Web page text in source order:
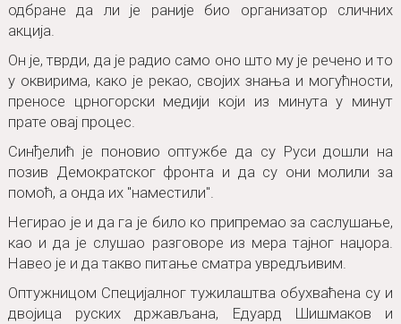
одбране да ли је раније био организатор сличних
акција.
Он је, тврди, да је радио само оно што му је речено и то
у оквирима, како је рекао, својих знања и могућности,
преносе црногорски медији који из минута у минут
прате овај процес.
Синђелић је поновио оптужбе да су Руси дошли на
позив Демократског фронта и да су они молили за
помоћ, а онда их "наместили".
Негирао је и да га је било ко припремао за саслушање,
као и да је слушао разговоре из мера тајног наџора.
Навео је и да такво питање сматра увредљивим.
Оптужницом Специјалног тужилаштва обухваћена су и
двојица руских држављана, Едуард Шишмаков и